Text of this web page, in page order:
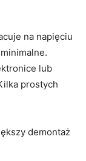
na napięciu
lub
prostych
demontaż